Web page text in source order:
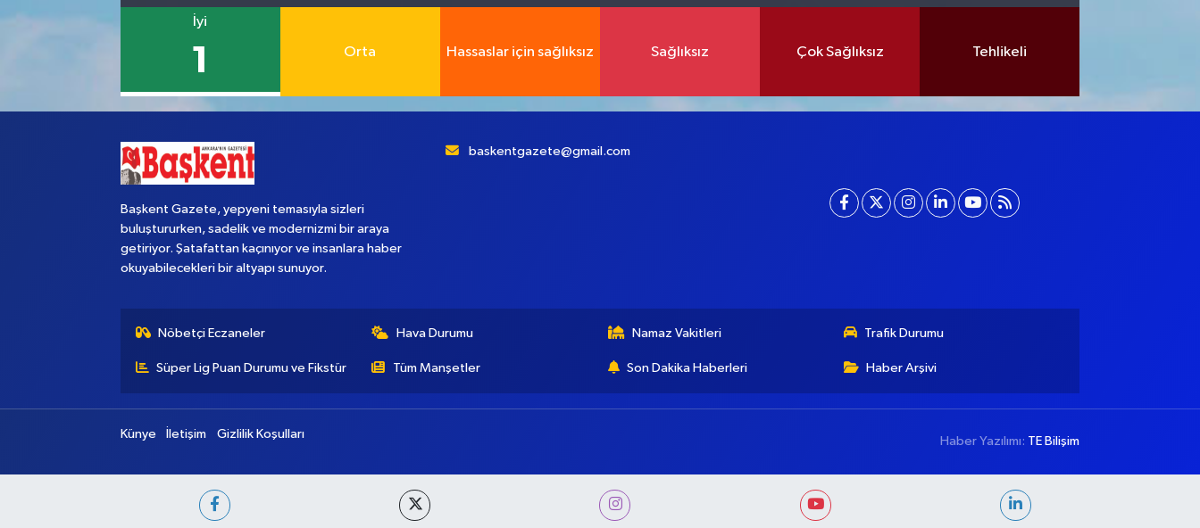
İyi
1 Orta Hassaslar için sağlıksız Sağlıksız Çok Sağlıksız Tehlikeli
Başkent Gazete, yepyeni temasıyla sizleri
buluştururken, sadelik ve modernizmi bir araya
getiriyor. Şatafattan kaçınıyor ve insanlara haber
okuyabilecekleri bir altyapı sunuyor.
baskentgazete@gmail.com
Nöbetçi Eczaneler Hava Durumu Namaz Vakitleri Trafik Durumu
Süper Lig Puan Durumu ve Fikstür Tüm Manşetler Son Dakika Haberleri Haber Arşivi
Künye İletişim Gizlilik Koşulları
Haber Yazılımı: TE Bilişim